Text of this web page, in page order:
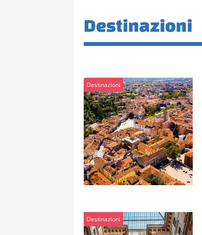
Destinazioni
Destinazioni
Destinazioni